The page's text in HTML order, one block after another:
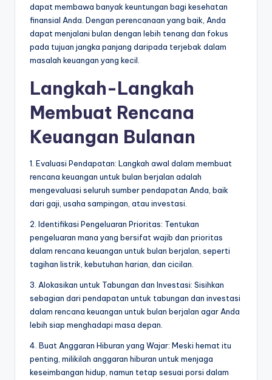
dapat membawa banyak keuntungan bagi kesehatan
finansial Anda. Dengan perencanaan yang baik, Anda
dapat menjalani bulan dengan lebih tenang dan fokus
pada tujuan jangka panjang daripada terjebak dalam
masalah keuangan yang kecil.
Langkah-Langkah
Membuat Rencana
Keuangan Bulanan
1. Evaluasi Pendapatan: Langkah awal dalam membuat
rencana keuangan untuk bulan berjalan adalah
mengevaluasi seluruh sumber pendapatan Anda, baik
dari gaji, usaha sampingan, atau investasi.
2. Identifikasi Pengeluaran Prioritas: Tentukan
pengeluaran mana yang bersifat wajib dan prioritas
dalam rencana keuangan untuk bulan berjalan, seperti
tagihan listrik, kebutuhan harian, dan cicilan.
3. Alokasikan untuk Tabungan dan Investasi: Sisihkan
sebagian dari pendapatan untuk tabungan dan investasi
dalam rencana keuangan untuk bulan berjalan agar Anda
lebih siap menghadapi masa depan.
4. Buat Anggaran Hiburan yang Wajar: Meski hemat itu
penting, milikilah anggaran hiburan untuk menjaga
keseimbangan hidup, namun tetap sesuai porsi dalam